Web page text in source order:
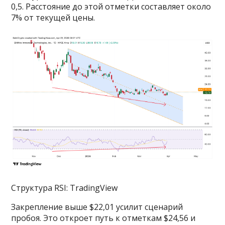
0,5. Расстояние до этой отметки составляет около
7% от текущей цены.
Структура RSI: TradingView
Закрепление выше $22,01 усилит сценарий
пробоя. Это откроет путь к отметкам $24,56 и